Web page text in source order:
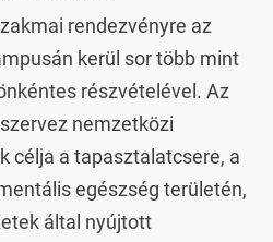
rendezvényre az
kerül sor több mint
részvételével. Az
nemzetközi
célja a tapasztalatcsere, a
egészség területén,
által nyújtott